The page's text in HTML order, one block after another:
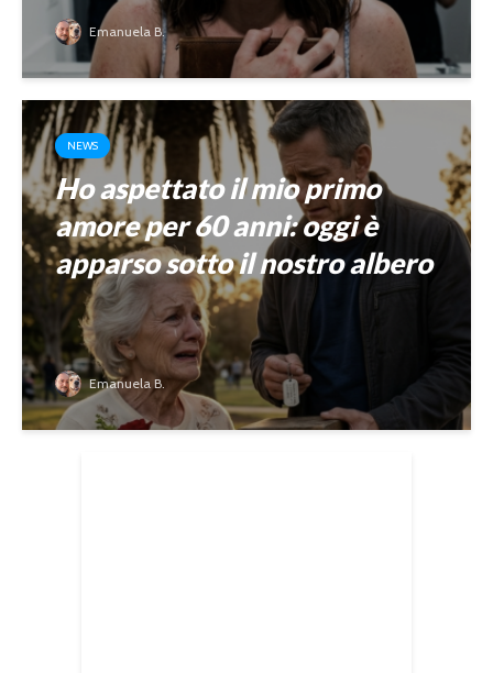
Emanuela B.
NEWS
Ho aspettato il mio primo
amore per 60 anni: oggi è
apparso sotto il nostro albero
Emanuela B.